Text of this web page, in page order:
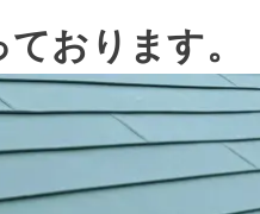
おります。